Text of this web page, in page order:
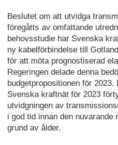
Beslutet om att utvidga
föregåtts av omfattande
behovsstudie har Svenska
ny kabelförbindelse till
för att möta prognostiserad
Regeringen delade denna
budgetpropositionen för 2023.
Svenska kraftnät för 2023
utvidgningen av
i god tid innan den nuvarande
grund av ålder.